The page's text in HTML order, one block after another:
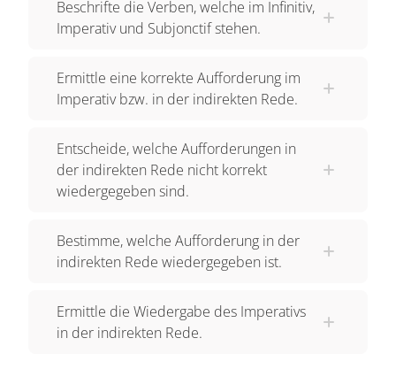
Beschrifte die Verben, welche im Infinitiv,
Imperativ und Subjonctif stehen.
Ermittle eine korrekte Aufforderung im
Imperativ bzw. in der indirekten Rede.
Entscheide, welche Aufforderungen in
der indirekten Rede nicht korrekt
wiedergegeben sind.
Bestimme, welche Aufforderung in der
indirekten Rede wiedergegeben ist.
Ermittle die Wiedergabe des Imperativs
in der indirekten Rede.